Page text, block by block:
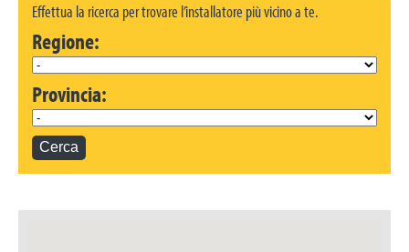
Contattaci
Richiesta informazioni
Dove Siamo
Home Page
Effettua la ricerca per trovare l’installatore più vicino a te.
Regione:
Provincia: